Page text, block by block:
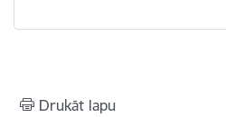
Drukāt lapu